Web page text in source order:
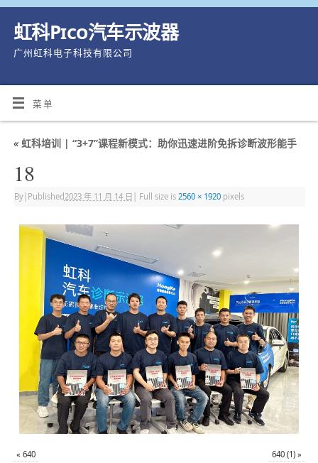
虹科Pico汽车示波器
广州虹科电子科技有限公司
菜单
«虹科培训 | “3+7”课程新模式：助你迅速进阶免拆诊断波形能手
18
By| Published 2023 年 11 月 14 日 Full size is 2560 × 1920pixels
« 640 640 (1) »